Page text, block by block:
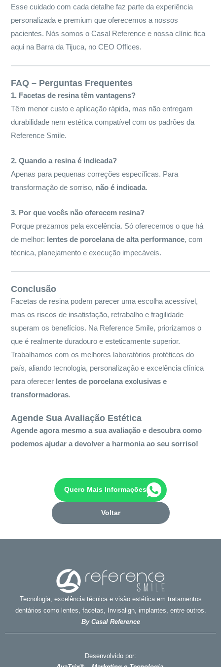
Esse cuidado com cada detalhe faz parte da experiência
personalizada e premium que oferecemos a nossos
pacientes. Nós somos o Casal Reference e nossa clínic fica
aqui na Barra da Tijuca, no CEO Offices.
FAQ – Perguntas Frequentes
1. Facetas de resina têm vantagens?
Têm menor custo e aplicação rápida, mas não entregam
durabilidade nem estética compatível com os padrões da
Reference Smile.
2. Quando a resina é indicada?
Apenas para pequenas correções específicas. Para
transformação de sorriso, não é indicada.
3. Por que vocês não oferecem resina?
Porque prezamos pela excelência. Só oferecemos o que há
de melhor: lentes de porcelana de alta performance, com
técnica, planejamento e execução impecáveis.
Conclusão
Facetas de resina podem parecer uma escolha acessível,
mas os riscos de insatisfação, retrabalho e fragilidade
superam os benefícios. Na Reference Smile, priorizamos o
que é realmente duradouro e esteticamente superior.
Trabalhamos com os melhores laboratórios protéticos do
país, aliando tecnologia, personalização e excelência clínica
para oferecer lentes de porcelana exclusivas e
transformadoras.
Agende Sua Avaliação Estética
Agende agora mesmo a sua avaliação e descubra como
podemos ajudar a devolver a harmonia ao seu sorriso!
Quero Mais Informações
Voltar
Tecnologia, excelência técnica e visão estética em tratamentos
dentários como lentes, facetas, Invisalign, implantes, entre outros.
By Casal Reference
Desenvolvido por: